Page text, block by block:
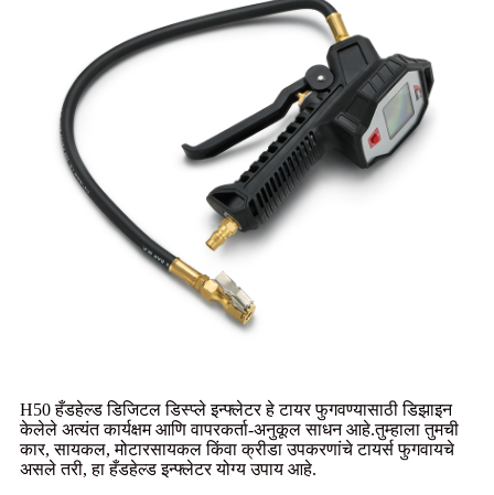
H50 हँडहेल्ड डिजिटल डिस्प्ले इन्फ्लेटर हे टायर फुगवण्यासाठी डिझाइन
केलेले अत्यंत कार्यक्षम आणि वापरकर्ता-अनुकूल साधन आहे.तुम्हाला तुमची
कार, सायकल, मोटारसायकल किंवा क्रीडा उपकरणांचे टायर्स फुगवायचे
असले तरी, हा हँडहेल्ड इन्फ्लेटर योग्य उपाय आहे.